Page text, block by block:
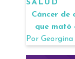
SALUD
Cáncer de
que mató
Por